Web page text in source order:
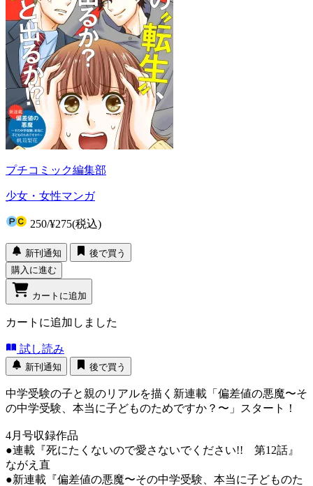
プチコミック編集部
少女・女性マンガ
250/¥275(税込)
新刊通知
後で買う
購入に進む
カートに追加
カートに追加しました
試し読み
新刊通知 後で買う
中学受験の子と親のリアルを描く新連載「偏差値の悪魔〜そ
の中学受験、本当に子どものためですか？〜」スタート！
4月号収録作品
●連載『死にたくないので愛さないでください!! 第12話』
ながえ直
●新連載『偏差値の悪魔〜その中学受験、本当に子どものた